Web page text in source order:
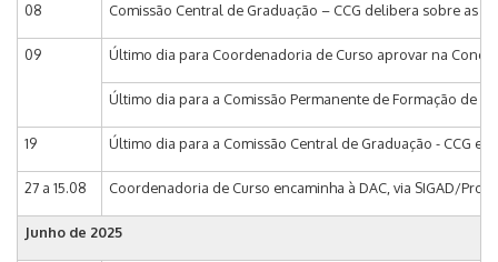
08 Comissão Central de Graduação – CCG delibera sobre as
09 Último dia para Coordenadoria de Curso aprovar na
Último dia para a Comissão Permanente de Formação de
19 Último dia para a Comissão Central de Graduação - CCG
27 a 15.08 Coordenadoria de Curso encaminha à DAC, via SIGAD/
Junho de 2025